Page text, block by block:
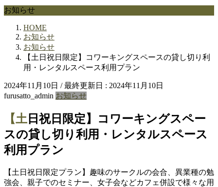
お知らせ
HOME
お知らせ
お知らせ
【土日祝日限定】コワーキングスペースの貸し切り利
用・レンタルスペース利用プラン
2024年11月10日 / 最終更新日 : 2024年11月10日
furusatto_admin お知らせ
【土日祝日限定】コワーキングスペー
スの貸し切り利用・レンタルスペース
利用プラン
【土日祝日限定プラン】趣味のサークルの会合、異業種の勉
強会、親子でのセミナー、女子会などカフェ併設で様々な用